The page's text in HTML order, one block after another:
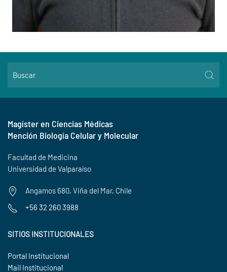
Magíster en Ciencias Médicas
Mención Biología Celular y Molecular
Facultad de Medicina
Universidad de Valparaíso
Angamos 680, Viña del Mar, Chile
+56 32 260 3988
SITIOS INSTITUCIONALES
Portal Institucional
Mail Institucional